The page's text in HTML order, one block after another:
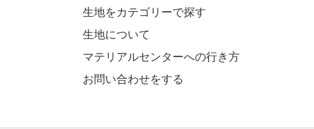
生地をカテゴリーで探す
生地について
マテリアルセンターへの行き方
お問い合わせをする